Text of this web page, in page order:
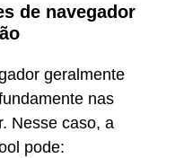
de navegador
geralmente
nas
Nesse caso, a
pode: